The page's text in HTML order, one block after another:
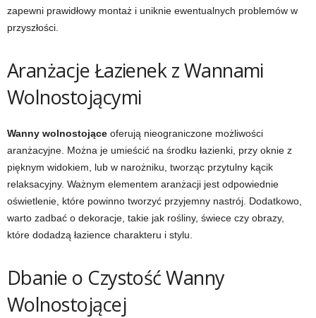
zapewni prawidłowy montaż i uniknie ewentualnych problemów w
przyszłości.
Aranżacje Łazienek z Wannami
Wolnostojącymi
Wanny wolnostojące oferują nieograniczone możliwości
aranżacyjne. Można je umieścić na środku łazienki, przy oknie z
pięknym widokiem, lub w narożniku, tworząc przytulny kącik
relaksacyjny. Ważnym elementem aranżacji jest odpowiednie
oświetlenie, które powinno tworzyć przyjemny nastrój. Dodatkowo,
warto zadbać o dekoracje, takie jak rośliny, świece czy obrazy,
które dodadzą łazience charakteru i stylu.
Dbanie o Czystość Wanny
Wolnostojącej